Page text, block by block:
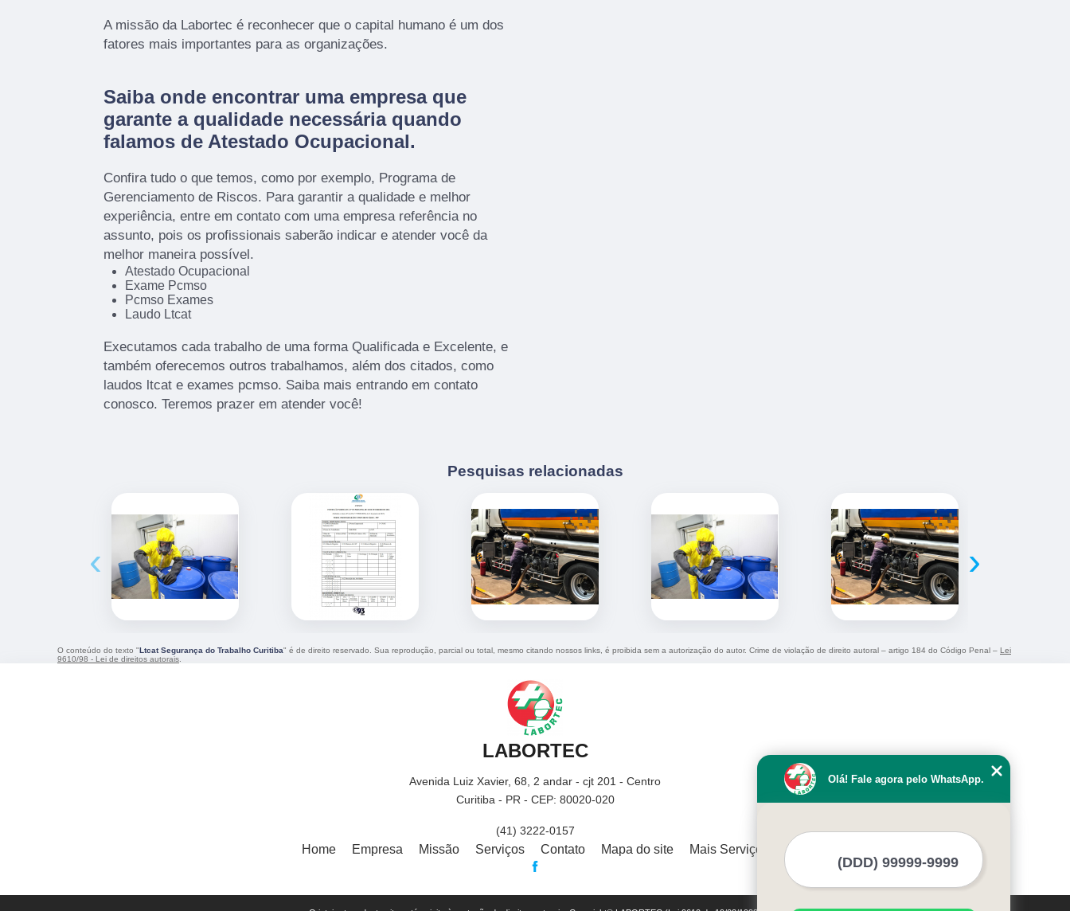
A missão da Labortec é reconhecer que o capital humano é um dos
fatores mais importantes para as organizações.
Saiba onde encontrar uma empresa que
garante a qualidade necessária quando
falamos de Atestado Ocupacional.
Confira tudo o que temos, como por exemplo, Programa de
Gerenciamento de Riscos. Para garantir a qualidade e melhor
experiência, entre em contato com uma empresa referência no
assunto, pois os profissionais saberão indicar e atender você da
melhor maneira possível.
Atestado Ocupacional
Exame Pcmso
Pcmso Exames
Laudo Ltcat
Executamos cada trabalho de uma forma Qualificada e Excelente, e
também oferecemos outros trabalhamos, além dos citados, como
laudos ltcat e exames pcmso. Saiba mais entrando em contato
conosco. Teremos prazer em atender você!
Pesquisas relacionadas
‹ ›
O conteúdo do texto "Ltcat Segurança do Trabalho Curitiba" é de direito reservado. Sua reprodução, parcial ou total, mesmo citando nossos links, é proibida sem a autorização do autor. Crime de violação de direito autoral – artigo 184 do Código Penal – Lei
9610/98 - Lei de direitos autorais
LABORTEC
Avenida Luiz Xavier, 68, 2 andar - cjt 201 - Centro
Curitiba - PR - CEP: 80020-020
(41) 3222-0157
Home Empresa Missão Serviços Contato Mapa do site Mais Serviços
Olá! Fale agora pelo WhatsApp.